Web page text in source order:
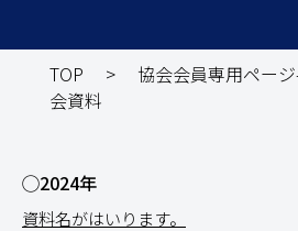
TOP > 協会会員専用ペー
会資料
◯2024年
資料名がはいります。